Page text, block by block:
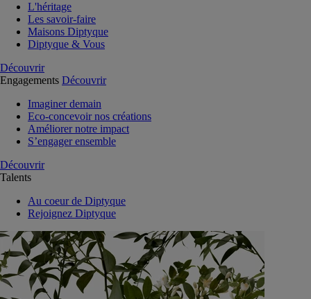
L'héritage
Les savoir-faire
Maisons Diptyque
Diptyque & Vous
Découvrir
Engagements Découvrir
Imaginer demain
Eco-concevoir nos créations
Améliorer notre impact
S’engager ensemble
Découvrir
Talents
Au coeur de Diptyque
Rejoignez Diptyque